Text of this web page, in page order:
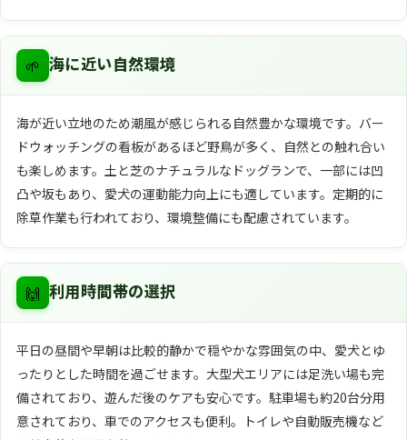
🌱 海に近い自然環境
海が近い立地のため潮風が感じられる自然豊かな環境です。バー
ドウォッチングの看板があるほど野鳥が多く、自然との触れ合い
も楽しめます。土と芝のナチュラルなドッグランで、一部には凹
凸や坂もあり、愛犬の運動能力向上にも適しています。定期的に
除草作業も行われており、環境整備にも配慮されています。
🙌 利用時間帯の選択
平日の昼間や早朝は比較的静かで穏やかな雰囲気の中、愛犬とゆ
ったりとした時間を過ごせます。大型犬エリアには足洗い場も完
備されており、遊んだ後のケアも安心です。駐車場も約20台分用
意されており、車でのアクセスも便利。トイレや自動販売機など